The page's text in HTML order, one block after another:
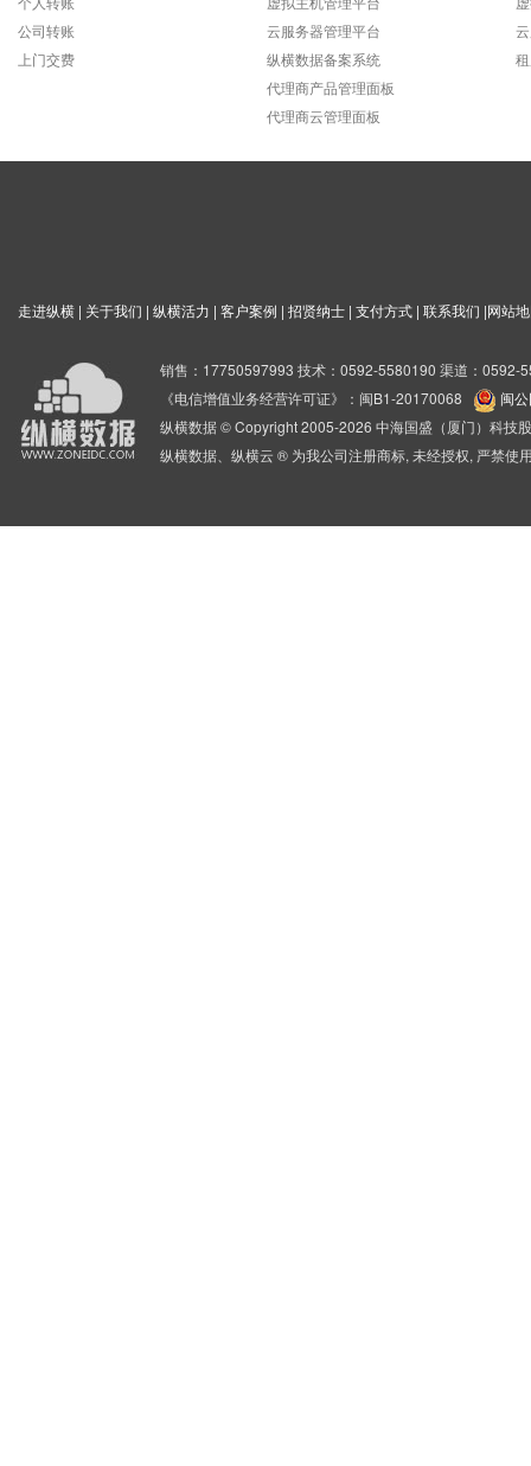
公司转账
上门交费
云服务器管理平台
纵横数据备案系统
代理商产品管理面板
代理商云管理面板
走进纵横 | 关于我们 | 纵横活力 | 客户案例 | 招贤纳士 | 支付方式 | 联系我们 |网站
销售：17750597993 技术：0592-5580190 渠道：0592-
《电信增值业务经营许可证》：闽B1-20170068
闽
纵横数据 © Copyright 2005-2026 中海国盛（厦门）科技
纵横数据、纵横云 ® 为我公司注册商标, 未经授权, 严禁使